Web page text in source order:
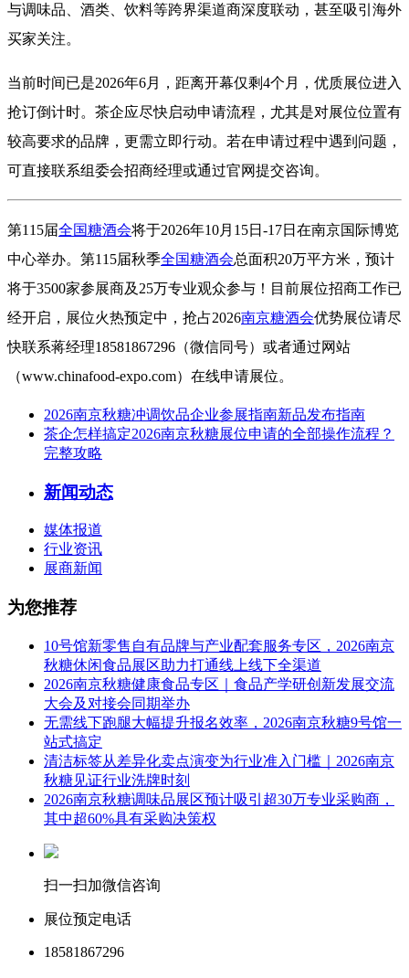
与调味品、酒类、饮料等跨界渠道商深度联动，甚至吸引海外
买家关注。
当前时间已是2026年6月，距离开幕仅剩4个月，优质展位进入
抢订倒计时。茶企应尽快启动申请流程，尤其是对展位位置有
较高要求的品牌，更需立即行动。若在申请过程中遇到问题，
可直接联系组委会招商经理或通过官网提交咨询。
第115届全国糖酒会将于2026年10月15日-17日在南京国际博览
中心举办。第115届秋季全国糖酒会总面积20万平方米，预计
将于3500家参展商及25万专业观众参与！目前展位招商工作已
经开启，展位火热预定中，抢占2026南京糖酒会优势展位请尽
快联系蒋经理18581867296（微信同号）或者通过网站
（www.chinafood-expo.com）在线申请展位。
2026南京秋糖冲调饮品企业参展指南新品发布指南
茶企怎样搞定2026南京秋糖展位申请的全部操作流程？
完整攻略
新闻动态
媒体报道
行业资讯
展商新闻
为您推荐
10号馆新零售自有品牌与产业配套服务专区，2026南京
秋糖休闲食品展区助力打通线上线下全渠道
2026南京秋糖健康食品专区｜食品产学研创新发展交流
大会及对接会同期举办
无需线下跑腿大幅提升报名效率，2026南京秋糖9号馆一
站式搞定
清洁标签从差异化卖点演变为行业准入门槛｜2026南京
秋糖见证行业洗牌时刻
2026南京秋糖调味品展区预计吸引超30万专业采购商，
其中超60%具有采购决策权
扫一扫加微信咨询
展位预定电话
18581867296